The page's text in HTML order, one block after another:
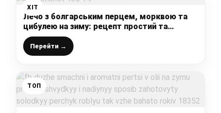
ХІТ
Лечо з болгарським перцем, морквою та
цибулею на зиму: рецепт простий та
швидкий, а результат просто відмінний –
виходить дуже смачно
Перейти →
ТОП